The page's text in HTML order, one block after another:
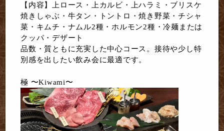
【内容】上ロース・上カルビ・上ハラミ・ブリスケ
焼きしゃぶ・牛タン・トントロ・焼き野菜・チシャ
菜・キムチ・ナムル2種・ホルモン2種・冷麺または
クッパ・デザート
品数・質ともに充実した中心コース。接待や少し特
別感を出したい飲み会に最適です。
極 〜Kiwami〜